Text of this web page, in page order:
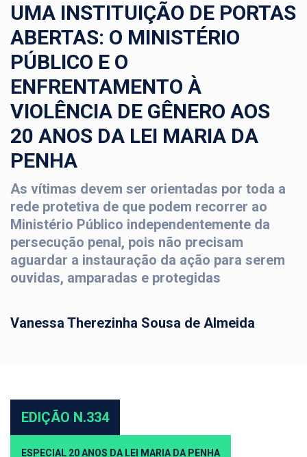
UMA INSTITUIÇÃO DE PORTAS
ABERTAS: O MINISTÉRIO
PÚBLICO E O
ENFRENTAMENTO À
VIOLÊNCIA DE GÊNERO AOS
20 ANOS DA LEI MARIA DA
PENHA
As vítimas devem ser orientadas por toda a
rede protetiva de que podem recorrer ao
Ministério Público independentemente da
persecução penal, pois não precisam
aguardar a instauração da ação para serem
ouvidas, amparadas e protegidas
Vanessa Therezinha Sousa de Almeida
EDIÇÃO N.334
ESPECIAL 20 ANOS DA LEI MARIA DA PENHA